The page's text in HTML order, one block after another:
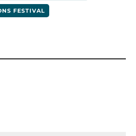
FESTIVAL